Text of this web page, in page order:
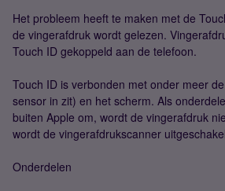
Het probleem heeft te maken met de
de vingerafdruk wordt gelezen.
Touch ID gekoppeld aan de telefoon.
Touch ID is verbonden met onder meer
sensor in zit) en het scherm. Als
buiten Apple om, wordt de vingerafdruk
wordt de vingerafdrukscanner
Onderdelen